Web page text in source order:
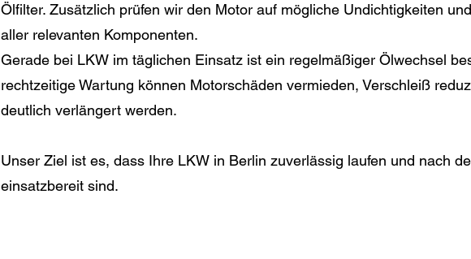
Ölfilter. Zusätzlich prüfen wir den Motor auf mögliche Undichtigkeiten
aller relevanten Komponenten.
Gerade bei LKW im täglichen Einsatz ist ein regelmäßiger Ölwechsel
rechtzeitige Wartung können Motorschäden vermieden, Verschleiß
deutlich verlängert werden.
Unser Ziel ist es, dass Ihre LKW in Berlin zuverlässig laufen und nach
einsatzbereit sind.